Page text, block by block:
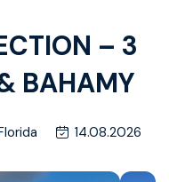
– 3
BAHAMY
14.08.2026